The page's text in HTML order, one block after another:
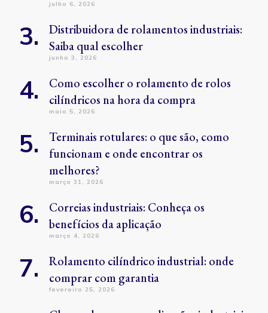
julho 6, 2026
Distribuidora de rolamentos industriais:
Saiba qual escolher
junho 3, 2026
Como escolher o rolamento de rolos
cilíndricos na hora da compra
maio 5, 2026
Terminais rotulares: o que são, como
funcionam e onde encontrar os
melhores?
março 31, 2026
Correias industriais: Conheça os
benefícios da aplicação
março 4, 2026
Rolamento cilíndrico industrial: onde
comprar com garantia
fevereiro 25, 2026